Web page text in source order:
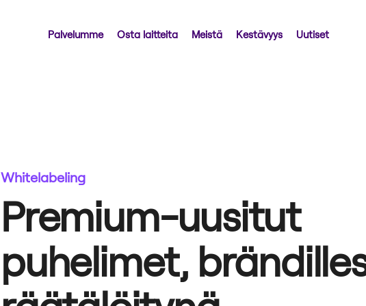
Palvelumme Osta laitteita Meistä Kestävyys Uutiset
Whitelabeling
Premium-uusitut
puhelimet,